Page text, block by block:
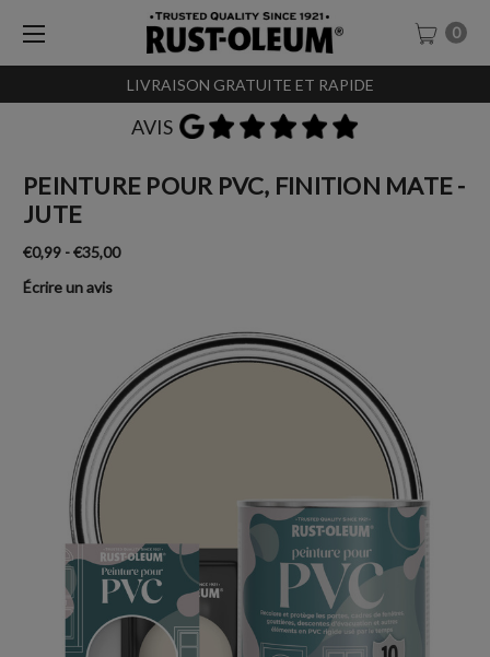
LIVRAISON GRATUITE ET RAPIDE
0
AVIS
PEINTURE POUR PVC, FINITION MATE -
JUTE
€0,99 - €35,00
Écrire un avis